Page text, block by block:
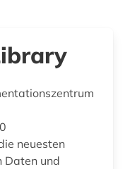
neuesten
Daten und